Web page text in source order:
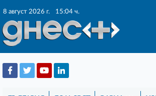
8 август 2026 г. 15:04 ч.